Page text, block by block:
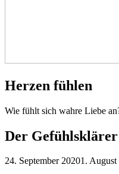
Herzen fühlen
Wie fühlt sich wahre Liebe
Der
Posted
24. September 20201. August